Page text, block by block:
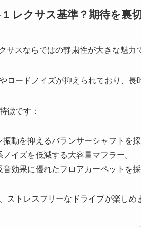
レクサス基準？期待を裏
サスならではの静粛性が大きな魅力
ロードノイズが抑えられており、
徴です：
振動を抑えるバランサーシャフトを
ノイズを低減する大容量マフラー。
音効果に優れたフロアカーペットを
ストレスフリーなドライブが楽しめ